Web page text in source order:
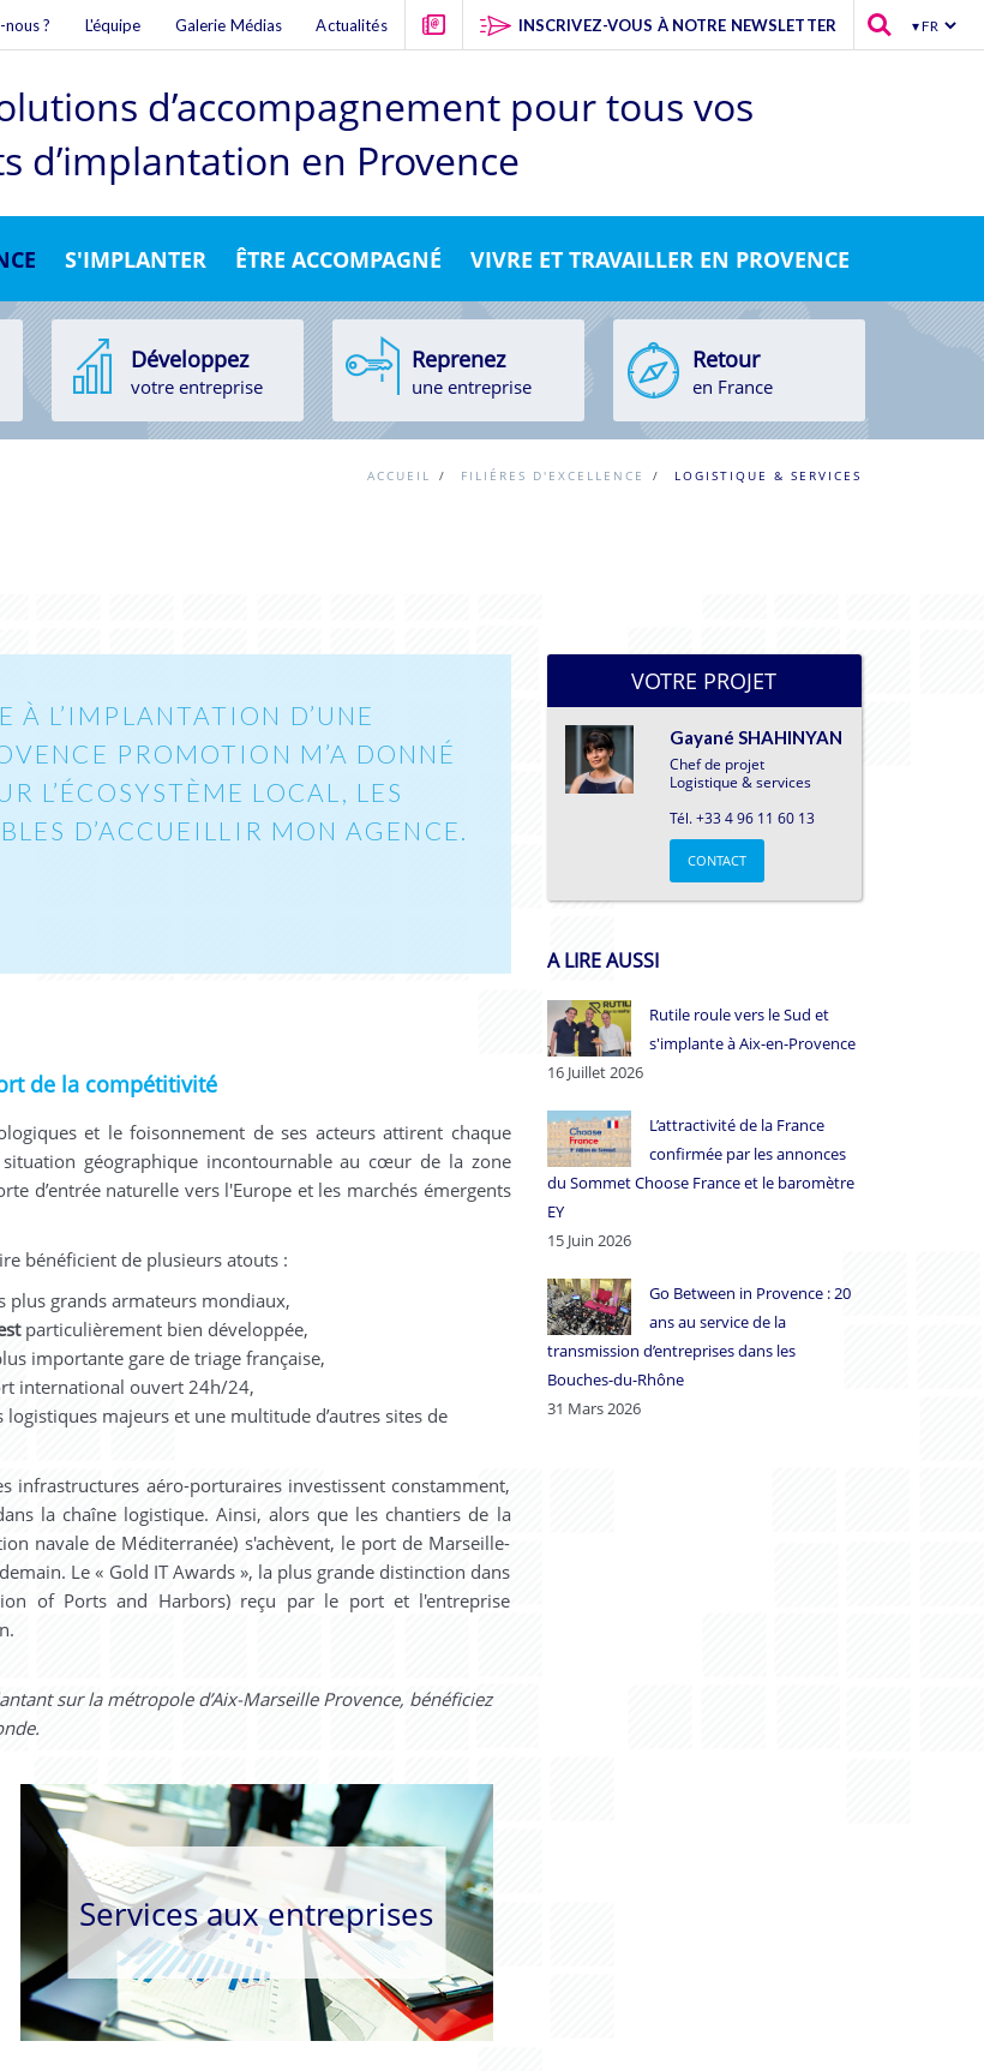
INSCRIVEZ-VOUS À NOTRE NEWSLETTER
Actualités
Galerie Médias
L'équipe
?
d’accompagnement pour tousvos
d’implantation en Provence
S'IMPLANTER ÊTRE ACCOMPAGNÉ VIVRE ET TRAVAILLER EN PROVENCE
Développez
votre entreprise
Reprenez
une entreprise
Retour
en France
ACCUEIL / FILIÉRES D'EXCELLENCE / LOGISTIQUE & SERVICES
À L’IMPLANTATION D’UNE
PROMOTION M’A DONNÉ
L’ÉCOSYSTÈME LOCAL, LES
D’ACCUEILLIR MON AGENCE.
de la compétitivité
et le foisonnement de ses acteurs attirent chaque
géographique incontournable au cœur de la zone
d’entrée naturelle vers l'Europe et les marchés émergents
bénéficient de plusieurs atouts :
plus grands armateurs mondiaux,
particulièrement bien développée,
importante gare de triage française,
international ouvert 24h/24,
logistiques majeurs et une multitude d’autres sites de
infrastructures aéro-porturaires investissent constamment,
la chaîne logistique. Ainsi, alors que les chantiers de la
navale de Méditerranée) s'achèvent, le port de Marseille-
Le « Gold IT Awards », la plus grande distinction dans
of Ports and Harbors) reçu par le port et l'entreprise
sur la métropole d’Aix-Marseille Provence, bénéficiez
.
Services aux entreprises
VOTRE PROJET
Gayané SHAHINYAN
Chef de projet
Logistique & services
Tél. +33 4 96 11 60 13
CONTACT
A LIRE AUSSI
Rutile roule vers le Sud et
s'implante à Aix-en-Provence
16 Juillet 2026
L’attractivité de la France
confirmée par les annonces
du Sommet Choose France et le baromètre
EY
15 Juin 2026
Go Between in Provence : 20
ans au service de la
transmission d’entreprises dans les
Bouches-du-Rhône
31 Mars 2026